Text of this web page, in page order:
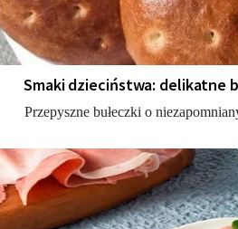
Smaki dzieciństwa: delikatne
Przepyszne bułeczki o